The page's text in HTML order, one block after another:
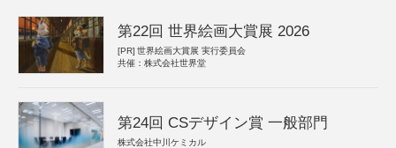
第22回 世界絵画大賞展 2026
[PR] 世界絵画大賞展 実行委員会
共催：株式会社世界堂
第24回 CSデザイン賞 一般部門
株式会社中川ケミカル